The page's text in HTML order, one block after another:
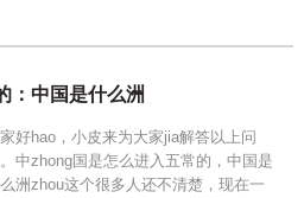
：中国是什么洲
好hao，小皮来为大家jia解答以上问
中zhong国是怎么进入五常的，中国是
洲zhou这个很多人还不清楚，现在一